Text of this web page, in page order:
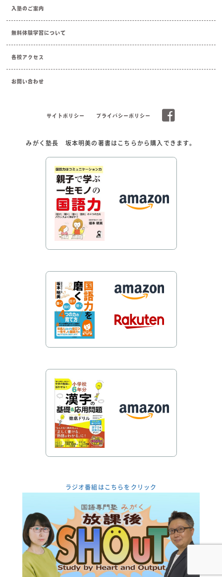
入塾のご案内
無料体験学習について
各校アクセス
お問い合わせ
サイトポリシー プライバシーポリシー
みがく塾長 坂本明美の著書はこちらから購入できます。
ラジオ番組はこちらをクリック